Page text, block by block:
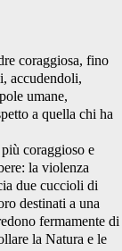
coraggiosa, fino
accudendoli,
umane,
a quella chi ha
coraggioso e
la violenza
due cuccioli di
destinati a una
fermamente di
la Natura e le